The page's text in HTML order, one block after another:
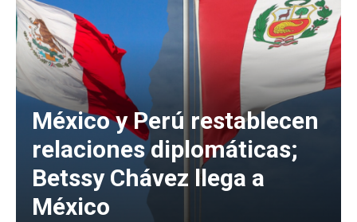
México y Perú restablecen
relaciones diplomáticas;
Betssy Chávez llega a
México